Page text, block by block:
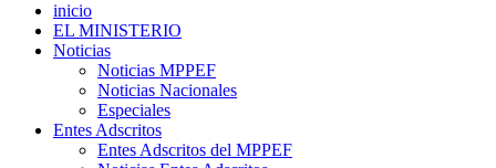
inicio
EL MINISTERIO
Noticias
Noticias MPPEF
Noticias Nacionales
Especiales
Entes Adscritos
Entes Adscritos del MPPEF